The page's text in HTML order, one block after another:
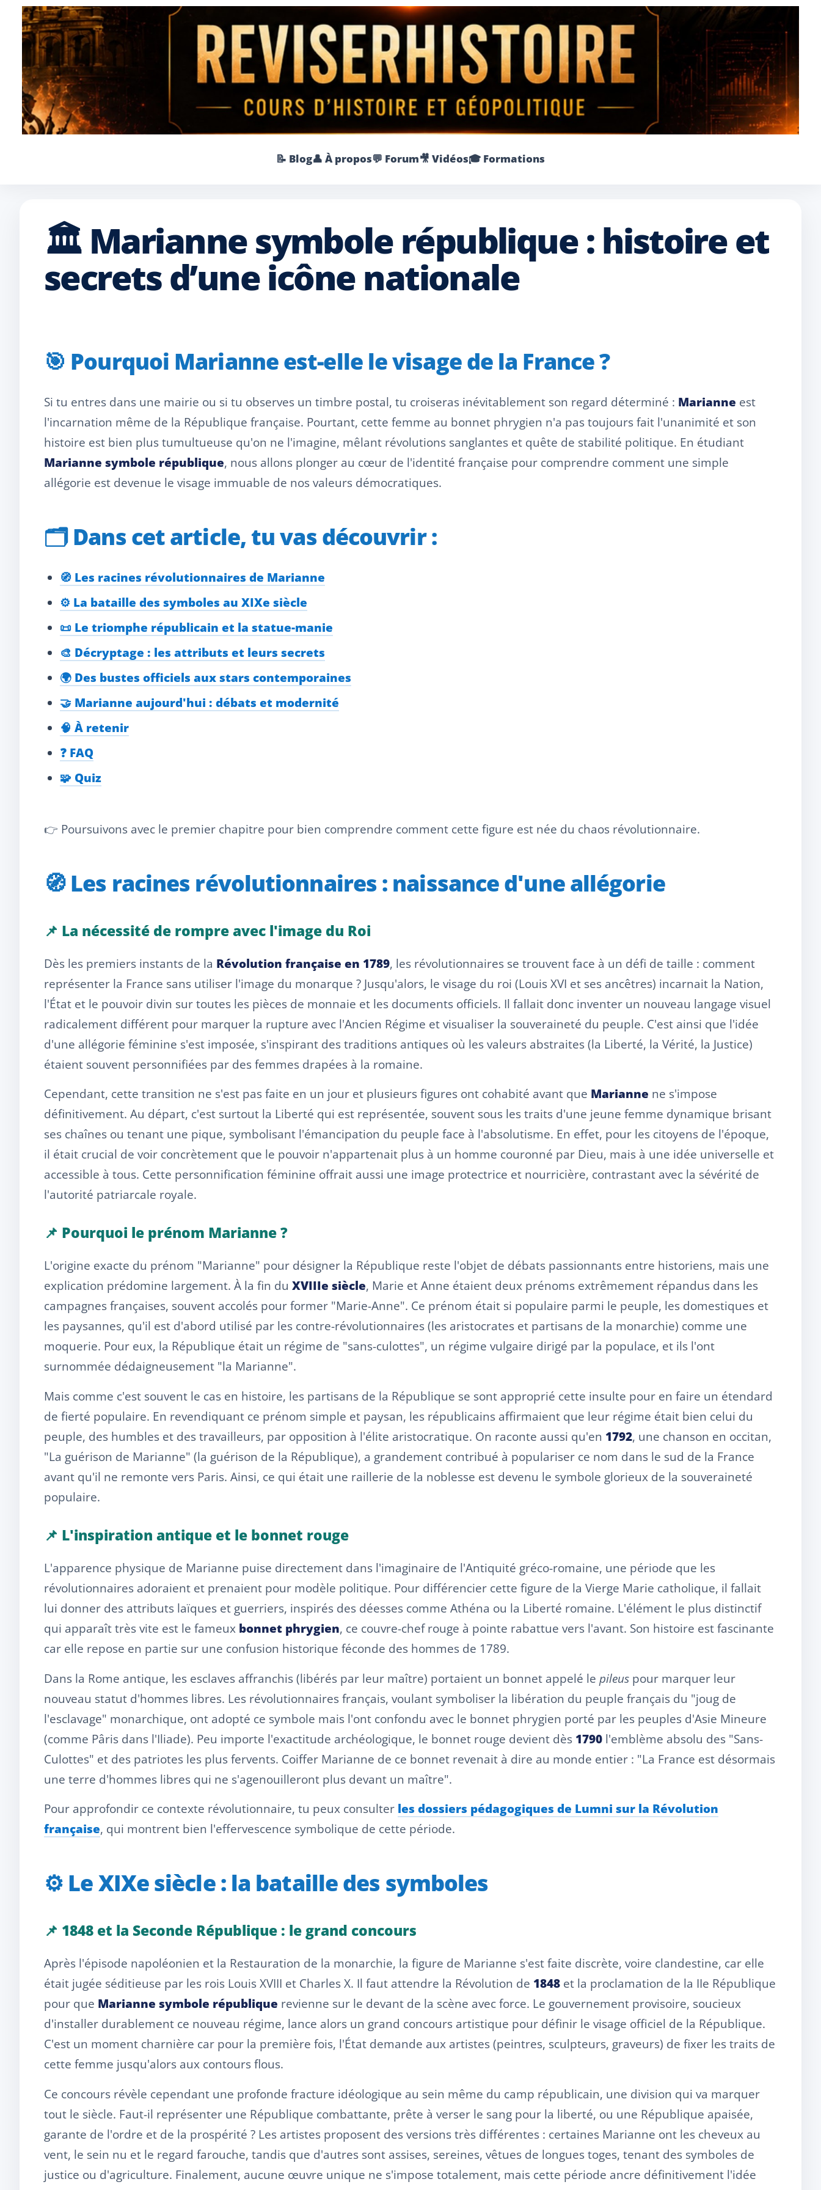
📝 Blog👤 À propos💬 Forum🎥 Vidéos🎓 Formations
🏛️ Marianne symbole république : histoire et
secrets d’une icône nationale
🎯 Pourquoi Marianne est-elle le visage de la France ?
Si tu entres dans une mairie ou si tu observes un timbre postal, tu croiseras inévitablement son regard déterminé : Marianne est
l'incarnation même de la République française. Pourtant, cette femme au bonnet phrygien n'a pas toujours fait l'unanimité et son
histoire est bien plus tumultueuse qu'on ne l'imagine, mêlant révolutions sanglantes et quête de stabilité politique. En étudiant
Marianne symbole république, nous allons plonger au cœur de l'identité française pour comprendre comment une simple
allégorie est devenue le visage immuable de nos valeurs démocratiques.
🗂️Dans cet article, tu vas découvrir :
🧭 Les racines révolutionnaires de Marianne
⚙️ La bataille des symboles au XIXe siècle
📜 Le triomphe républicain et la statue-manie
🎨 Décryptage : les attributs et leurs secrets
🌍 Des bustes officiels aux stars contemporaines
🤝 Marianne aujourd'hui : débats et modernité
🧠 À retenir
❓ FAQ
🧩 Quiz
👉 Poursuivons avec le premier chapitre pour bien comprendre comment cette figure est née du chaos révolutionnaire.
🧭 Les racines révolutionnaires : naissance d'une allégorie
📌 La nécessité de rompre avec l'image du Roi
Dès les premiers instants de la Révolution française en 1789, les révolutionnaires se trouvent face à un défi de taille : comment
représenter la France sans utiliser l'image du monarque ? Jusqu'alors, le visage du roi (Louis XVI et ses ancêtres) incarnait la Nation,
l'État et le pouvoir divin sur toutes les pièces de monnaie et les documents officiels. Il fallait donc inventer un nouveau langage visuel
radicalement différent pour marquer la rupture avec l'Ancien Régime et visualiser la souveraineté du peuple. C'est ainsi que l'idée
d'une allégorie féminine s'est imposée, s'inspirant des traditions antiques où les valeurs abstraites (la Liberté, la Vérité, la Justice)
étaient souvent personnifiées par des femmes drapées à la romaine.
Cependant, cette transition ne s'est pas faite en un jour et plusieurs figures ont cohabité avant que Marianne ne s'impose
définitivement. Au départ, c'est surtout la Liberté qui est représentée, souvent sous les traits d'une jeune femme dynamique brisant
ses chaînes ou tenant une pique, symbolisant l'émancipation du peuple face à l'absolutisme. En effet, pour les citoyens de l'époque,
il était crucial de voir concrètement que le pouvoir n'appartenait plus à un homme couronné par Dieu, mais à une idée universelle et
accessible à tous. Cette personnification féminine offrait aussi une image protectrice et nourricière, contrastant avec la sévérité de
l'autorité patriarcale royale.
📌 Pourquoi le prénom Marianne ?
L'origine exacte du prénom "Marianne" pour désigner la République reste l'objet de débats passionnants entre historiens, mais une
explication prédomine largement. À la fin du XVIIIe siècle, Marie et Anne étaient deux prénoms extrêmement répandus dans les
campagnes françaises, souvent accolés pour former "Marie-Anne". Ce prénom était si populaire parmi le peuple, les domestiques et
les paysannes, qu'il est d'abord utilisé par les contre-révolutionnaires (les aristocrates et partisans de la monarchie) comme une
moquerie. Pour eux, la République était un régime de "sans-culottes", un régime vulgaire dirigé par la populace, et ils l'ont
surnommée dédaigneusement "la Marianne".
Mais comme c'est souvent le cas en histoire, les partisans de la République se sont approprié cette insulte pour en faire un étendard
de fierté populaire. En revendiquant ce prénom simple et paysan, les républicains affirmaient que leur régime était bien celui du
peuple, des humbles et des travailleurs, par opposition à l'élite aristocratique. On raconte aussi qu'en 1792, une chanson en occitan,
"La guérison de Marianne" (la guérison de la République), a grandement contribué à populariser ce nom dans le sud de la France
avant qu'il ne remonte vers Paris. Ainsi, ce qui était une raillerie de la noblesse est devenu le symbole glorieux de la souveraineté
populaire.
📌 L'inspiration antique et le bonnet rouge
L'apparence physique de Marianne puise directement dans l'imaginaire de l'Antiquité gréco-romaine, une période que les
révolutionnaires adoraient et prenaient pour modèle politique. Pour différencier cette figure de la Vierge Marie catholique, il fallait
lui donner des attributs laïques et guerriers, inspirés des déesses comme Athéna ou la Liberté romaine. L'élément le plus distinctif
qui apparaît très vite est le fameux bonnet phrygien, ce couvre-chef rouge à pointe rabattue vers l'avant. Son histoire est fascinante
car elle repose en partie sur une confusion historique féconde des hommes de 1789.
Dans la Rome antique, les esclaves affranchis (libérés par leur maître) portaient un bonnet appelé le pileus pour marquer leur
nouveau statut d'hommes libres. Les révolutionnaires français, voulant symboliser la libération du peuple français du "joug de
l'esclavage" monarchique, ont adopté ce symbole mais l'ont confondu avec le bonnet phrygien porté par les peuples d'Asie Mineure
(comme Pâris dans l'Iliade). Peu importe l'exactitude archéologique, le bonnet rouge devient dès 1790 l'emblème absolu des "Sans-
Culottes" et des patriotes les plus fervents. Coiffer Marianne de ce bonnet revenait à dire au monde entier : "La France est désormais
une terre d'hommes libres qui ne s'agenouilleront plus devant un maître".
Pour approfondir ce contexte révolutionnaire, tu peux consulter les dossiers pédagogiques de Lumni sur la Révolution
française, qui montrent bien l'effervescence symbolique de cette période.
⚙️ Le XIXe siècle : la bataille des symboles
📌 1848 et la Seconde République : le grand concours
Après l'épisode napoléonien et la Restauration de la monarchie, la figure de Marianne s'est faite discrète, voire clandestine, car elle
était jugée séditieuse par les rois Louis XVIII et Charles X. Il faut attendre la Révolution de 1848 et la proclamation de la IIe République
pour que Marianne symbole république revienne sur le devant de la scène avec force. Le gouvernement provisoire, soucieux
d'installer durablement ce nouveau régime, lance alors un grand concours artistique pour définir le visage officiel de la République.
C'est un moment charnière car pour la première fois, l'État demande aux artistes (peintres, sculpteurs, graveurs) de fixer les traits de
cette femme jusqu'alors aux contours flous.
Ce concours révèle cependant une profonde fracture idéologique au sein même du camp républicain, une division qui va marquer
tout le siècle. Faut-il représenter une République combattante, prête à verser le sang pour la liberté, ou une République apaisée,
garante de l'ordre et de la prospérité ? Les artistes proposent des versions très différentes : certaines Marianne ont les cheveux au
vent, le sein nu et le regard farouche, tandis que d'autres sont assises, sereines, vêtues de longues toges, tenant des symboles de
justice ou d'agriculture. Finalement, aucune œuvre unique ne s'impose totalement, mais cette période ancre définitivement l'idée